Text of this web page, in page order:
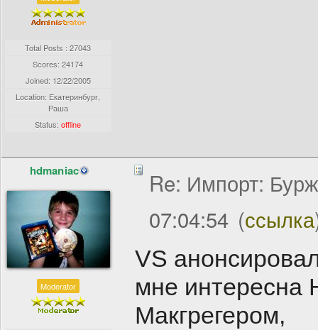
Total Posts : 27043
Scores: 24174
Joined: 12/22/2005
Location: Екатеринбург,
Раша
Status:offline
hdmaniac
Moderator
Re: Импорт:
07:04:54 (ссылка
VS
мне интересна
Макгрегером,